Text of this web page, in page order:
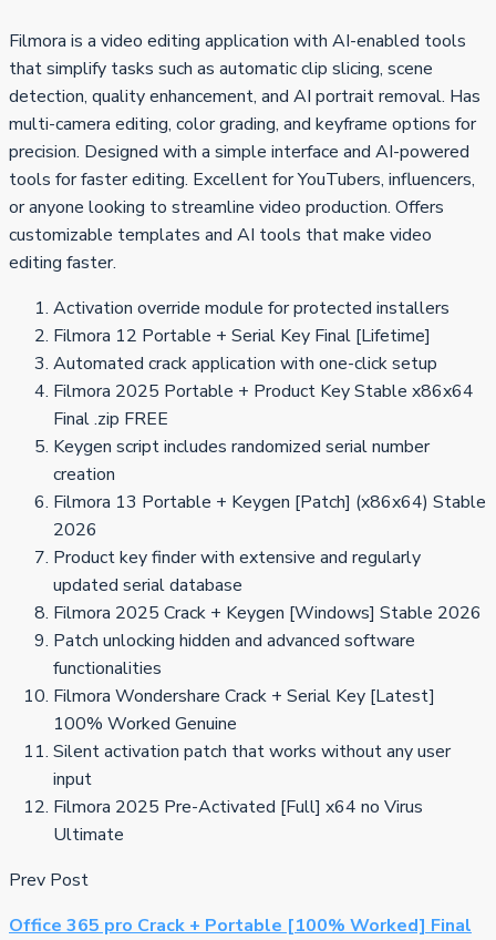
Filmora is a video editing application with AI-enabled tools
that simplify tasks such as automatic clip slicing, scene
detection, quality enhancement, and AI portrait removal. Has
multi-camera editing, color grading, and keyframe options for
precision. Designed with a simple interface and AI-powered
tools for faster editing. Excellent for YouTubers, influencers,
or anyone looking to streamline video production. Offers
customizable templates and AI tools that make video
editing faster.
Activation override module for protected installers
Filmora 12 Portable + Serial Key Final [Lifetime]
Automated crack application with one-click setup
Filmora 2025 Portable + Product Key Stable x86x64
Final .zip FREE
Keygen script includes randomized serial number
creation
Filmora 13 Portable + Keygen [Patch] (x86x64) Stable
2026
Product key finder with extensive and regularly
updated serial database
Filmora 2025 Crack + Keygen [Windows] Stable 2026
Patch unlocking hidden and advanced software
functionalities
Filmora Wondershare Crack + Serial Key [Latest]
100% Worked Genuine
Silent activation patch that works without any user
input
Filmora 2025 Pre-Activated [Full] x64 no Virus
Ultimate
Prev Post
Office 365 pro Crack + Portable [100% Worked] Final